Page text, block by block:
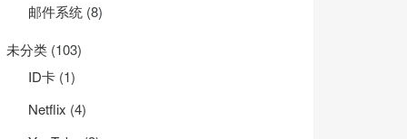
邮件系统 (8)
未分类 (103)
ID卡 (1)
Net­flix (4)